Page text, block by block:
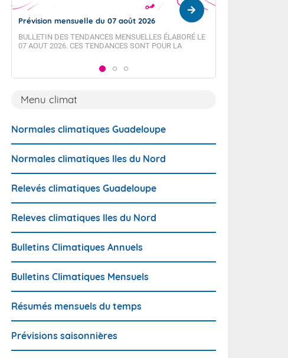
Prévision mensuelle du 07 août 2026
BULLETIN DES TENDANCES MENSUELLES ÉLABORÉ LE
07 AOUT 2026. CES TENDANCES SONT POUR LA
Menu climat
Normales climatiques Guadeloupe
Normales climatiques Iles du Nord
Relevés climatiques Guadeloupe
Releves climatiques Iles du Nord
Bulletins Climatiques Annuels
Bulletins Climatiques Mensuels
Résumés mensuels du temps
Prévisions saisonnières